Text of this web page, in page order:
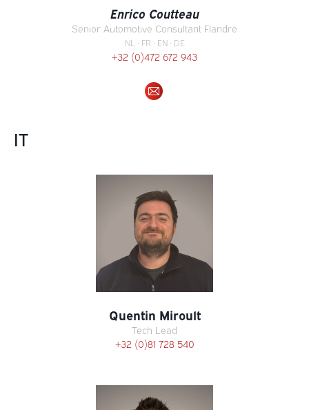
Enrico Coutteau
Senior Automotive Consultant Flandre
NL • FR • EN • DE
+32 (0)472 672 943
E-
IT
Quentin Miroult
Tech Lead
+32 (0)81 728 540